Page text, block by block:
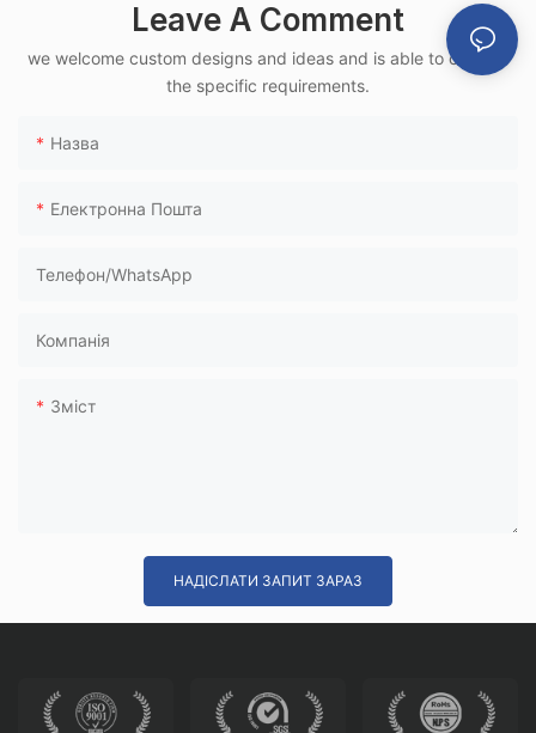
алюмінієвою
рамою для
використання в
швидкісної
Leave A Comment
we welcome custom designs and ideas and is able to cater to
the specific requirements.
Назва
Електронна Пошта
Телефон/WhatsApp
Компанія
Зміст
НАДІСЛАТИ ЗАПИТ ЗАРАЗ